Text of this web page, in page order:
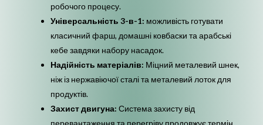
робочого процесу.
Універсальність 3-в-1: можливість готувати
класичний фарш, домашні ковбаски та арабські
кебе завдяки набору насадок.
Надійність матеріалів: Міцний металевий шнек,
ніж із нержавіючої сталі та металевий лоток для
продуктів.
Захист двигуна: Система захисту від
перевантаження та перегріву продовжує термін